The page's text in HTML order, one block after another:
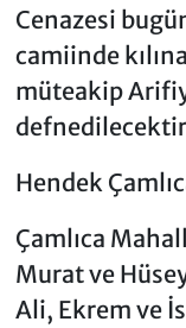
Cenazesi
camiinde
müteakip
Hendek
Çamlıca
Murat ve
Ali, Ekrem ve